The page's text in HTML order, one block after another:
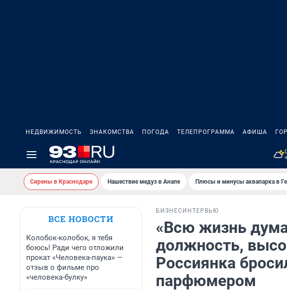
НЕДВИЖИМОСТЬ ЗНАКОМСТВА ПОГОДА ТЕЛЕПРОГРАММА АФИША
Сирены в Краснодаре Нашествие медуз в Анапе Плюсы и минусы аквапарка в
ВСЕ НОВОСТИ
Колобок-колобок, я тебя
боюсь! Ради чего отложили
прокат «Человека-паука» —
отзыв о фильме про
«человека-булку»
БИЗНЕС ИНТЕРВЬЮ
«Всю жизнь
должность,
Россиянка
парфюмером